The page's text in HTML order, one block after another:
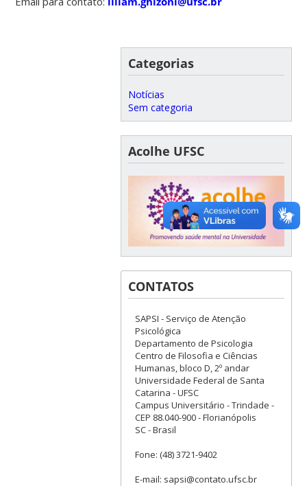
Categorias
Notícias
Sem categoria
Acolhe UFSC
CONTATOS
SAPSI - Serviço de Atenção
Psicológica
Departamento de Psicologia
Centro de Filosofia e Ciências
Humanas, bloco D, 2º andar
Universidade Federal de Santa
Catarina - UFSC
Campus Universitário - Trindade -
CEP 88.040-900 - Florianópolis
SC - Brasil
Fone: (48) 3721-9402
E-mail: sapsi@contato.ufsc.br